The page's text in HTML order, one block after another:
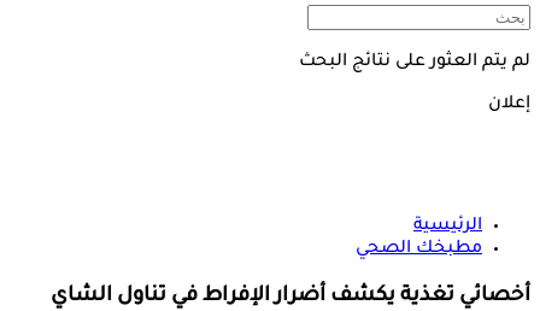
لم يتم العثور على نتائج البحث
إعلان
الرئيسية
مطبخك الصحي
أخصائي تغذية يكشف أضرار الإفراط في تناول الشاي